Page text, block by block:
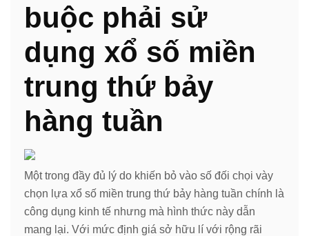
buộc phải sử
dụng xổ số miền
trung thứ bảy
hàng tuần
Một trong đầy đủ lý do khiến bỏ vào số đối chọi vày
chọn lựa xổ số miền trung thứ bảy hàng tuần chính là
công dụng kinh tế nhưng mà hình thức này dẫn
mang lại. Với mức định giá sở hữu lí với rộng rãi